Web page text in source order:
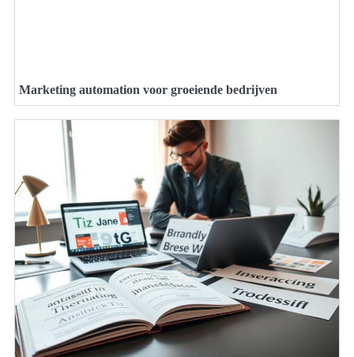
Marketing automation voor groeiende bedrijven